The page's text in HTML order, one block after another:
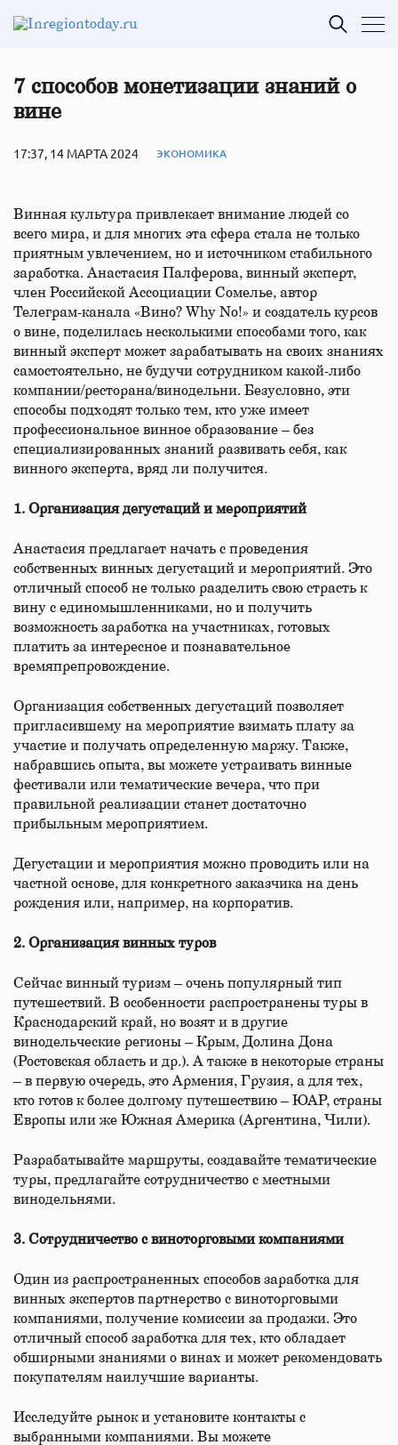
7 способов монетизации знаний о
вине
17:37, 14 МАРТА 2024 ЭКОНОМИКА
Винная культура привлекает внимание людей со
всего мира, и для многих эта сфера стала не только
приятным увлечением, но и источником стабильного
заработка. Анастасия Палферова, винный эксперт,
член Российской Ассоциации Сомелье, автор
Телеграм-канала «Вино? Why No!» и создатель курсов
о вине, поделилась несколькими способами того, как
винный эксперт может зарабатывать на своих знаниях
самостоятельно, не будучи сотрудником какой-либо
компании/ресторана/винодельни. Безусловно, эти
способы подходят только тем, кто уже имеет
профессиональное винное образование – без
специализированных знаний развивать себя, как
винного эксперта, вряд ли получится.
1. Организация дегустаций и мероприятий
Анастасия предлагает начать с проведения
собственных винных дегустаций и мероприятий. Это
отличный способ не только разделить свою страсть к
вину с единомышленниками, но и получить
возможность заработка на участниках, готовых
платить за интересное и познавательное
времяпрепровождение.
Организация собственных дегустаций позволяет
пригласившему на мероприятие взимать плату за
участие и получать определенную маржу. Также,
набравшись опыта, вы можете устраивать винные
фестивали или тематические вечера, что при
правильной реализации станет достаточно
прибыльным мероприятием.
Дегустации и мероприятия можно проводить или на
частной основе, для конкретного заказчика на день
рождения или, например, на корпоратив.
2. Организация винных туров
Сейчас винный туризм – очень популярный тип
путешествий. В особенности распространены туры в
Краснодарский край, но возят и в другие
винодельческие регионы – Крым, Долина Дона
(Ростовская область и др.). А также в некоторые страны
– в первую очередь, это Армения, Грузия, а для тех,
кто готов к более долгому путешествию – ЮАР, страны
Европы или же Южная Америка (Аргентина, Чили).
Разрабатывайте маршруты, создавайте тематические
туры, предлагайте сотрудничество с местными
винодельнями.
3. Сотрудничество с виноторговыми компаниями
Один из распространенных способов заработка для
винных экспертов партнерство с виноторговыми
компаниями, получение комиссии за продажи. Это
отличный способ заработка для тех, кто обладает
обширными знаниями о винах и может рекомендовать
покупателям наилучшие варианты.
Исследуйте рынок и установите контакты с
выбранными компаниями. Вы можете